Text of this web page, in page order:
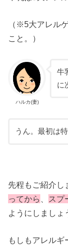
（※5大アレル
こと。）
ハルカ(妻)
牛
に
うん。最初は
先程もご紹介し
ってから
スプ
ようにしましょ
もしもアレル